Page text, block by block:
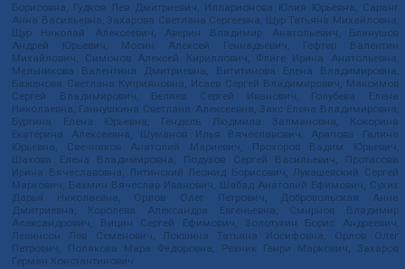
Борисовна, Гудков Лев Дмитриевич, Илларионова Юлия Юрьевна, Саранг
Анна Васильевна, Захарова Светлана Сергеевна, Щур Татьяна Михайловна,
Щур Николай Алексеевич, Аверин Владимир Анатольевич, Блинушов
Андрей Юрьевич, Мосин Алексей Геннадьевич, Гефтер Валентин
Михайлович, Симонов Алексей Кириллович, Флиге Ирина Анатольевна,
Мельникова Валентина Дмитриевна, Вититинова Елена Владимировна,
Баженова Светлана Куприяновна, Исаев Сергей Владимирович, Максимов
Сергей Владимирович, Беляев Сергей Иванович, Голубева Елена
Николаевна, Ганнушкина Светлана Алексеевна, Закс Елена Владимировна,
Буртина Елена Юрьевна, Гендель Людмила Залмановна, Кокорина
Екатерина Алексеевна, Шуманов Илья Вячеславович, Арапова Галина
Юрьевна, Свечников Анатолий Мариевич, Прохоров Вадим Юрьевич,
Шахова Елена Владимировна, Подузов Сергей Васильевич, Протасова
Ирина Вячеславовна, Литинский Леонид Борисович, Лукашевский Сергей
Маркович, Бахмин Вячеслав Иванович, Шабад Анатолий Ефимович, Сухих
Дарья Николаевна, Орлов Олег Петрович, Добровольская Анна
Дмитриевна, Королева Александра Евгеньевна, Смирнов Владимир
Александрович, Вицин Сергей Ефимович, Золотухин Борис Андреевич,
Левинсон Лев Семенович, Локшина Татьяна Иосифовна, Орлов Олег
Петрович, Полякова Мара Федоровна, Резник Генри Маркович, Захаров
Герман Константинович